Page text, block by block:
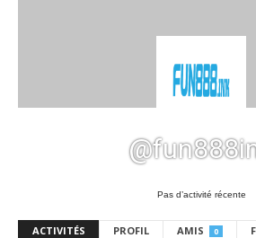
Pas d’activité récente
ACTIVITÉS PROFIL AMIS 0